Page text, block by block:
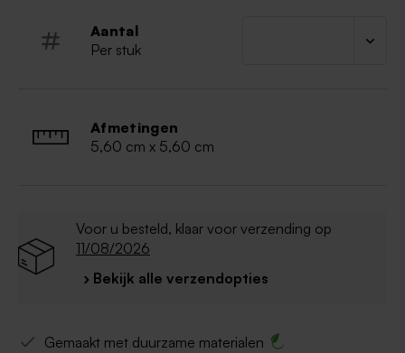
Aantal
Per stuk
Afmetingen
5,60 cm x 5,60 cm
Voor u besteld, klaar voor verzending op
11/08/2026
› Bekijk alle verzendopties
Gemaakt met duurzame materialen